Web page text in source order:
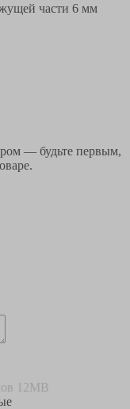
части 6 мм
— будьте первым,
12MB